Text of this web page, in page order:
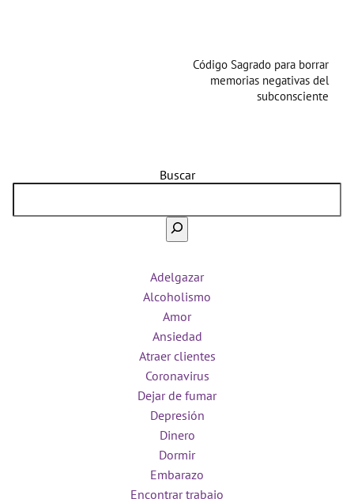
Código Sagrado para borrar
memorias negativas del
subconsciente
Buscar
Adelgazar
Alcoholismo
Amor
Ansiedad
Atraer clientes
Coronavirus
Dejar de fumar
Depresión
Dinero
Dormir
Embarazo
Encontrar trabajo